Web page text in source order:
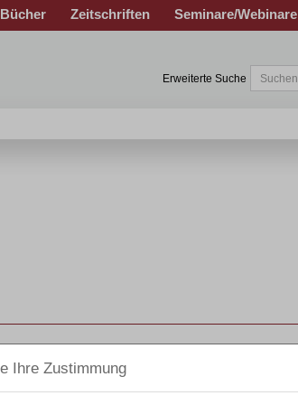
Bücher Zeitschriften Seminare/Webinare
Erweiterte Suche